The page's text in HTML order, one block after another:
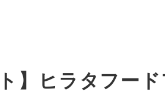
】ヒラタフー